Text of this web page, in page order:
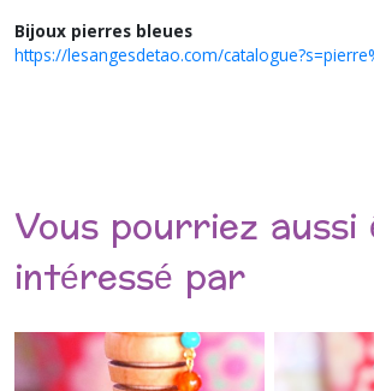
Bijoux pierres bleues
https://lesangesdetao.com/
Vous pourriez
intéressé par